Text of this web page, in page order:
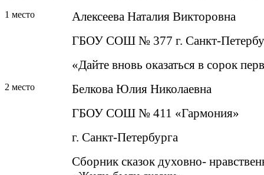
1 место
Алексеева Наталия Викторовна
ГБОУ СОШ № 377 г. Санкт-
«Дайте вновь оказаться в сорок
2 место
Белкова Юлия Николаевна
ГБОУ СОШ № 411 «Гармония»
г. Санкт-Петербурга
Сборник сказок духовно-